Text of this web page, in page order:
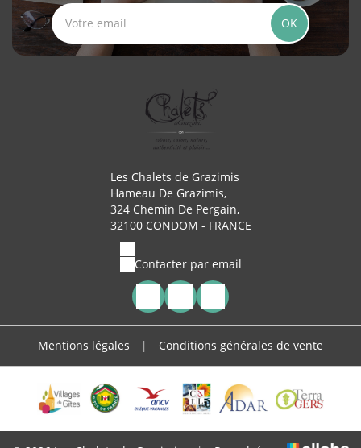
OK
Les Chalets de Grazimis
Hameau De Grazimis,
324 Chemin De Pergain,
32100 CONDOM - FRANCE
Contacter par email
Mentions légales | Conditions générales de vente